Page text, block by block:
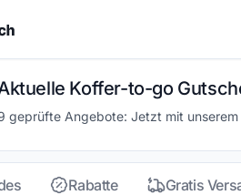
Koffer-to-go
geprüfte Angebote: Jetzt mit
Rabatte Gratis